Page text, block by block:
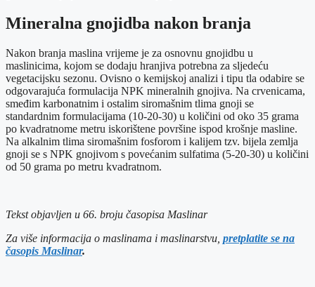
Mineralna gnojidba nakon branja
Nakon branja maslina vrijeme je za osnovnu gnojidbu u
maslinicima, kojom se dodaju hranjiva potrebna za sljedeću
vegetacijsku sezonu. Ovisno o kemijskoj analizi i tipu tla odabire se
odgovarajuća formulacija NPK mineralnih gnojiva. Na crvenicama,
smeđim karbonatnim i ostalim siromašnim tlima gnoji se
standardnim formulacijama (10-20-30) u količini od oko 35 grama
po kvadratnome metru iskorištene površine ispod krošnje masline.
Na alkalnim tlima siromašnim fosforom i kalijem tzv. bijela zemlja
gnoji se s NPK gnojivom s povećanim sulfatima (5-20-30) u količini
od 50 grama po metru kvadratnom.
Tekst objavljen u 66. broju časopisa Maslinar
Za više informacija o maslinama i maslinarstvu, pretplatite se na
časopis Maslinar.